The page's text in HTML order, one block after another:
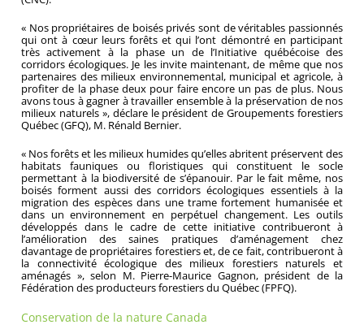
« Nos propriétaires de boisés privés sont de véritables passionnés
qui ont à cœur leurs forêts et qui l’ont démontré en participant
très activement à la phase un de l’Initiative québécoise des
corridors écologiques. Je les invite maintenant, de même que nos
partenaires des milieux environnemental, municipal et agricole, à
profiter de la phase deux pour faire encore un pas de plus. Nous
avons tous à gagner à travailler ensemble à la préservation de nos
milieux naturels », déclare le président de Groupements forestiers
Québec (GFQ), M. Rénald Bernier.
« Nos forêts et les milieux humides qu’elles abritent préservent des
habitats fauniques ou floristiques qui constituent le socle
permettant à la biodiversité de s’épanouir. Par le fait même, nos
boisés forment aussi des corridors écologiques essentiels à la
migration des espèces dans une trame fortement humanisée et
dans un environnement en perpétuel changement. Les outils
développés dans le cadre de cette initiative contribueront à
l’amélioration des saines pratiques d’aménagement chez
davantage de propriétaires forestiers et, de ce fait, contribueront à
la connectivité écologique des milieux forestiers naturels et
aménagés », selon M. Pierre-Maurice Gagnon, président de la
Fédération des producteurs forestiers du Québec (FPFQ).
Conservation de la nature Canada